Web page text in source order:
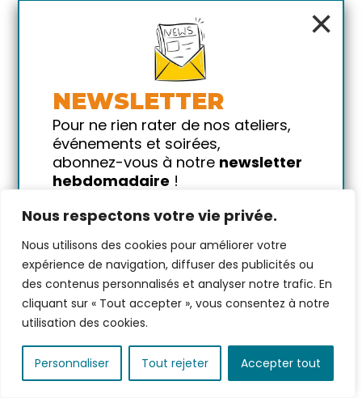
Nous respectons votre vie privée.
Nous utilisons des cookies pour améliorer votre
expérience de navigation, diffuser des publicités ou
des contenus personnalisés et analyser notre trafic. En
cliquant sur « Tout accepter », vous consentez à notre
utilisation des cookies.
Personnaliser Tout rejeter Accepter tout
Salsa/Bachata -
Cours avec
Guillaume - Conso
avec alcool
dansemusiquesoirée
dimanche 30 août
2026
16h00 → 20h00
rythme de la Salsa !
12 €
par personne avec 1 conso
20places restantes
VOIR PLUS
×
NEWSLETTER
Pour ne rien rater de nos ateliers,
événements et soirées,
abonnez-vous à notre newsletter
hebdomadaire !
!
Votre email